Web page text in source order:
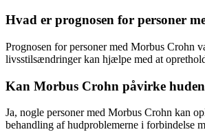
Hvad er prognosen for personer
Prognosen for personer med Morbus Crohn
livsstilsændringer kan hjælpe med at
Kan Morbus Crohn påvirke
Ja, nogle personer med Morbus Crohn kan
behandling af hudproblemerne i forbindelse